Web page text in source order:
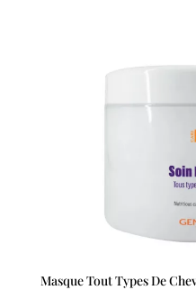
Masque Tout Types De